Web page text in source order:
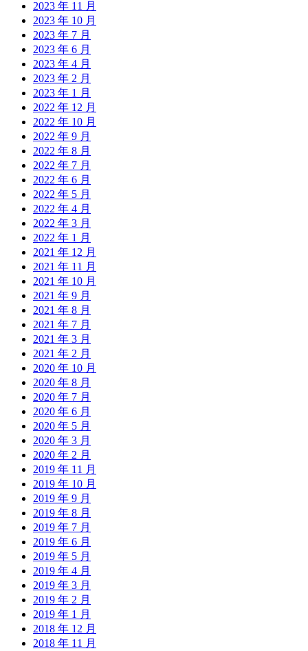
2023 年 11 月
2023 年 10 月
2023 年 7 月
2023 年 6 月
2023 年 4 月
2023 年 2 月
2023 年 1 月
2022 年 12 月
2022 年 10 月
2022 年 9 月
2022 年 8 月
2022 年 7 月
2022 年 6 月
2022 年 5 月
2022 年 4 月
2022 年 3 月
2022 年 1 月
2021 年 12 月
2021 年 11 月
2021 年 10 月
2021 年 9 月
2021 年 8 月
2021 年 7 月
2021 年 3 月
2021 年 2 月
2020 年 10 月
2020 年 8 月
2020 年 7 月
2020 年 6 月
2020 年 5 月
2020 年 3 月
2020 年 2 月
2019 年 11 月
2019 年 10 月
2019 年 9 月
2019 年 8 月
2019 年 7 月
2019 年 6 月
2019 年 5 月
2019 年 4 月
2019 年 3 月
2019 年 2 月
2019 年 1 月
2018 年 12 月
2018 年 11 月